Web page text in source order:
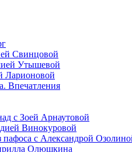
Свинцовой
Утышевой
Ларионовой
Впечатления
с Зоей Арнаутовой
Винокуровой
пафоса с Александрой
Олюшкина